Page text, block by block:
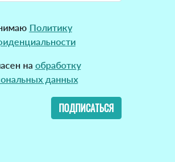
Политику
на обработку
данных
ПОДПИСАТЬСЯ